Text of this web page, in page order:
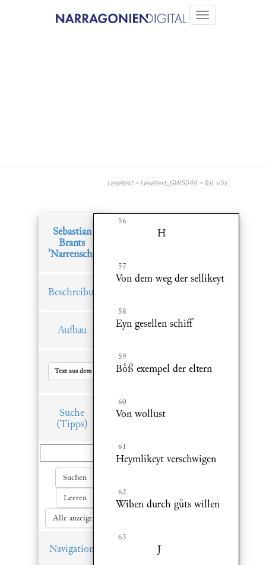
Lesetext > Lesetext_GW5046 > fol. v5v
Sebastian
Brants
'Narrenschiff'
Beschreibung
Aufbau
Text aus dem Hauptfenster in Zwischenablage kopieren
Suche
(Tipps)
Suchen
Leeren
Alle anzeigen
Navigation
56
H
57
Von dem weg der sellikeyt
58
Eyn gesellen schiff
59
Bß exempel der eltern
60
Von wollust
61
Heymlikeyt verschwigen
62
Wiben durch gts willen
63
J